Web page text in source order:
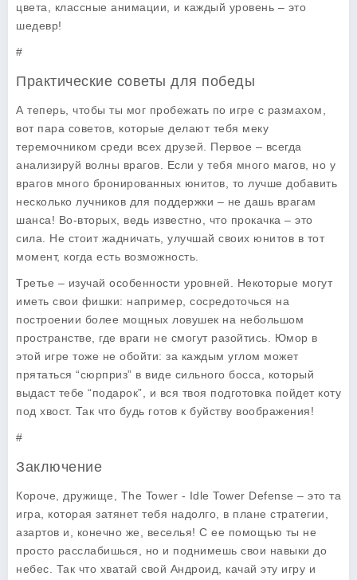
цвета, классные анимации, и каждый уровень – это
шедевр!
#
Практические советы для победы
А теперь, чтобы ты мог пробежать по игре с размахом,
вот пара советов, которые делают тебя меку
теремочником среди всех друзей. Первое – всегда
анализируй волны врагов. Если у тебя много магов, но у
врагов много бронированных юнитов, то лучше добавить
несколько лучников для поддержки – не дашь врагам
шанса! Во-вторых, ведь известно, что прокачка – это
сила. Не стоит жадничать, улучшай своих юнитов в тот
момент, когда есть возможность.
Третье – изучай особенности уровней. Некоторые могут
иметь свои фишки: например, сосредоточься на
построении более мощных ловушек на небольшом
пространстве, где враги не смогут разойтись. Юмор в
этой игре тоже не обойти: за каждым углом может
прятаться “сюрприз” в виде сильного босса, который
выдаст тебе “подарок”, и вся твоя подготовка пойдет коту
под хвост. Так что будь готов к буйству воображения!
#
Заключение
Короче, дружище, The Tower - Idle Tower Defense – это та
игра, которая затянет тебя надолго, в плане стратегии,
азартов и, конечно же, веселья! С ее помощью ты не
просто расслабишься, но и поднимешь свои навыки до
небес. Так что хватай свой Андроид, качай эту игру и